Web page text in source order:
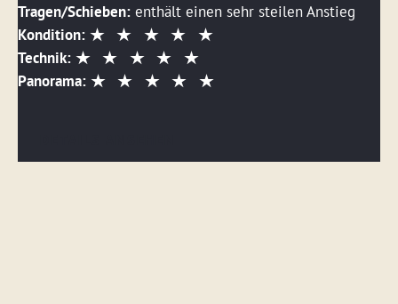
Tragen/Schieben: enthält einen sehr steilen Anstieg
Kondition:
Technik:
Panorama: